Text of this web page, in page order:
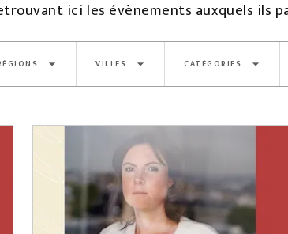
ici les évènements auxquels ils
arrow_drop_down VILLES arrow_drop_down CATÉGORIES arrow_drop_down